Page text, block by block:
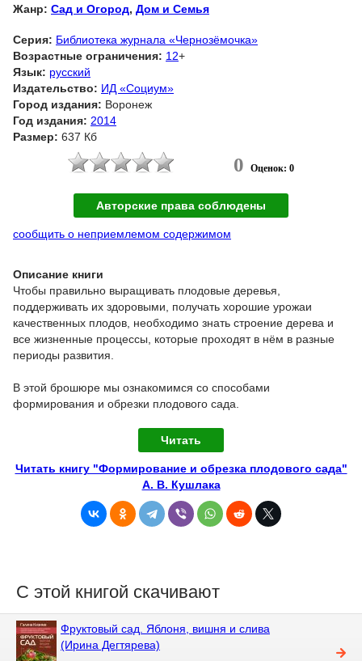
Жанр: Сад и Огород, Дом и Семья
Серия: Библиотека журнала «Чернозёмочка»
Возрастные ограничения: 12+
Язык: русский
Издательство: ИД «Социум»
Город издания: Воронеж
Год издания: 2014
Размер: 637 Кб
0 Оценок: 0
Авторские права соблюдены
сообщить о неприемлемом содержимом
Описание книги
Чтобы правильно выращивать плодовые деревья,
поддерживать их здоровыми, получать хорошие урожаи
качественных плодов, необходимо знать строение дерева и
все жизненные процессы, которые проходят в нём в разные
периоды развития.
В этой брошюре мы ознакомимся со способами
формирования и обрезки плодового сада.
Читать
Читать книгу "Формирование и обрезка плодового сада"
А. В. Кушлака
С этой книгой скачивают
Фруктовый сад. Яблоня, вишня и слива
(Ирина Дегтярева)